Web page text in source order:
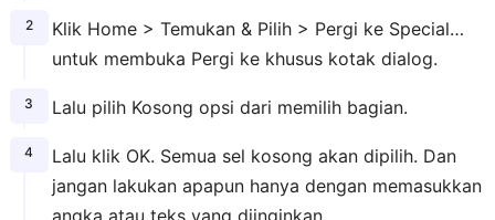
Klik Home > Temukan & Pilih > Pergi ke Special…
untuk membuka Pergi ke khusus kotak dialog.
Lalu pilih Kosong opsi dari memilih bagian.
Lalu klik OK. Semua sel kosong akan dipilih. Dan
jangan lakukan apapun hanya dengan memasukkan
angka atau teks yang diinginkan.